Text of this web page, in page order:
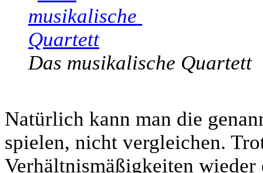
Das musikalische Quartett
Natürlich kann man die
spielen, nicht vergleichen.
Verhältnismäßigkeiten